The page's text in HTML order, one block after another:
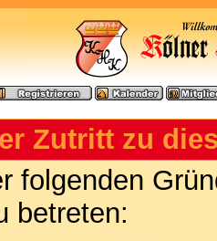
Zutritt zu
folgenden
betreten: